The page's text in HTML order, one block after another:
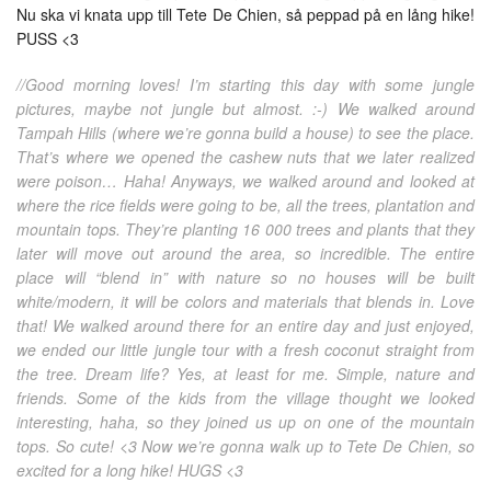
Nu ska vi knata upp till Tete De Chien, så peppad på en lång hike!
PUSS <3
//Good morning loves! I’m starting this day with some jungle
pictures, maybe not jungle but almost. :-) We walked around
Tampah Hills (where we’re gonna build a house) to see the place.
That’s where we opened the cashew nuts that we later realized
were poison… Haha! Anyways, we walked around and looked at
where the rice fields were going to be, all the trees, plantation and
mountain tops. They’re planting 16 000 trees and plants that they
later will move out around the area, so incredible. The entire
place will “blend in” with nature so no houses will be built
white/modern, it will be colors and materials that blends in. Love
that! We walked around there for an entire day and just enjoyed,
we ended our little jungle tour with a fresh coconut straight from
the tree. Dream life? Yes, at least for me. Simple, nature and
friends. Some of the kids from the village thought we looked
interesting, haha, so they joined us up on one of the mountain
tops. So cute! <3 Now we’re gonna walk up to Tete De Chien, so
excited for a long hike! HUGS <3